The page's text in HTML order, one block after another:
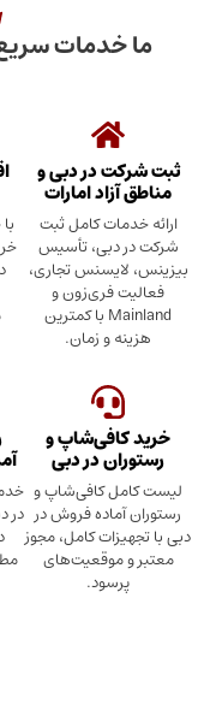
درباره
سریع برای
در دبی و
امارات
کامل ثبت
تأسیس
تجاری،
و
Mainland با کمترین
اقامت دبی از
خرید ملک
با خرید بیزینس
خرید ملک در
دریافت اقامت
امارات را
مطمئن‌تر طی
و
در دبی
و
فروش در
کامل، مجوز
رزرو وقت
آمریکا و کانادا
خدمات وقت سفارت
در دبی و وقت
در دبی با رزرو
مطمئن و بدون